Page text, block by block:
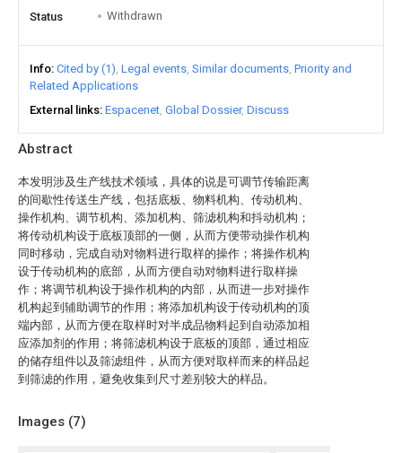
Abstract
本发明涉及生产线技术领域，具体的说是可调节传输距离
的间歇性传送生产线，包括底板、物料机构、传动机构、
操作机构、调节机构、添加机构、筛滤机构和抖动机构；
将传动机构设于底板顶部的一侧，从而方便带动操作机构
同时移动，完成自动对物料进行取样的操作；将操作机构
设于传动机构的底部，从而方便自动对物料进行取样操
作；将调节机构设于操作机构的内部，从而进一步对操作
机构起到辅助调节的作用；将添加机构设于传动机构的顶
端内部，从而方便在取样时对半成品物料起到自动添加相
应添加剂的作用；将筛滤机构设于底板的顶部，通过相应
的储存组件以及筛滤组件，从而方便对取样而来的样品起
到筛滤的作用，避免收集到尺寸差别较大的样品。
Images (7)
Status Withdrawn
Info Cited by (1) Legal events Similar documents Priority and
Related Applications
External links Espacenet Global Dossier Discuss